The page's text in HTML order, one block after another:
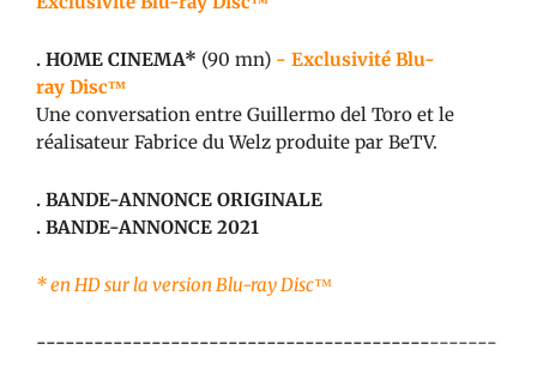
. HOME CINEMA* (90 mn) - Exclusivité Blu-
ray Disc™
Une conversation entre Guillermo del Toro et le
réalisateur Fabrice du Welz produite par BeTV.
. BANDE-ANNONCE ORIGINALE
. BANDE-ANNONCE 2021
* en HD sur la version Blu-ray Disc™
------------------------------------------------